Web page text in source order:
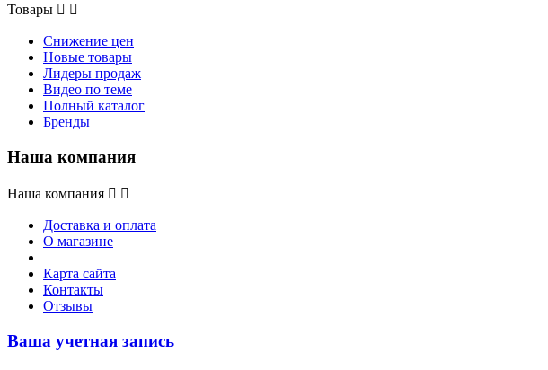
Товары  
Снижение цен
Новые товары
Лидеры продаж
Видео по теме
Полный каталог
Бренды
Наша компания
Наша компания  
Доставка и оплата
О магазине
Карта сайта
Контакты
Отзывы
Ваша учетная запись